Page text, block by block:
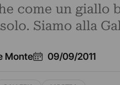
come un giallo
Siamo alla
Monte 09/09/2011